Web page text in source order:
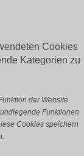
Cookies
Kategorien zu
der Website
Funktionen
Cookies speichern